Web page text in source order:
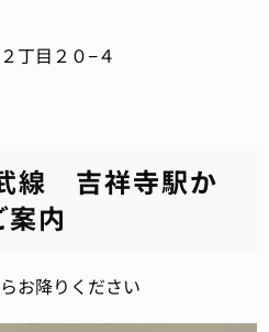
丁目２０−４
線 吉祥寺駅か
内
お降りください